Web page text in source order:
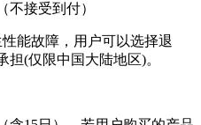
不接受到付）
能故障，用户可以选择退
(仅限中国大陆地区)。